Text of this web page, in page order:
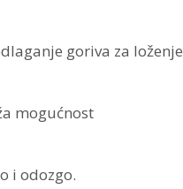
goriva za loženje
mogućnost
i odozgo.